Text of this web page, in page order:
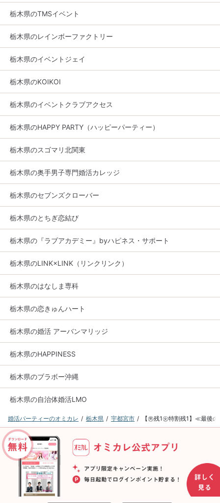
栃木県のTMSイベント
栃木県のレインボーファクトリー
栃木県のイベントジェイ
栃木県のKOIKOI
栃木県のイベントクラブアクセス
栃木県のHAPPY PARTY（ハッピーパーティー）
栃木県のスゴマリ北関東
栃木県の奥手男子専門婚活カレッジ
栃木県のセブンズクローバー
栃木県のとちぎ恋結び
栃木県の『ラブアカデミー』byハピネス・サポート
栃木県のLINK×LINK（リンクリンク）
栃木県のはなしま専科
栃木県の恋きゅんハート
栃木県の婚活 アーバンマリッジ
栃木県のHAPPINESS
栃木県のブラボー沖縄
栃木県の自治体婚活LMO
婚活パーティーのオミカレ 栃木県 宇都宮市 【㊚残1㊛特割残1】≪最後